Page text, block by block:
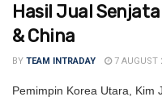
Hasil Jual Senjata
& China
BY TEAM INTRADAY 7 AUGUST
Pemimpin Korea Utara, Kim